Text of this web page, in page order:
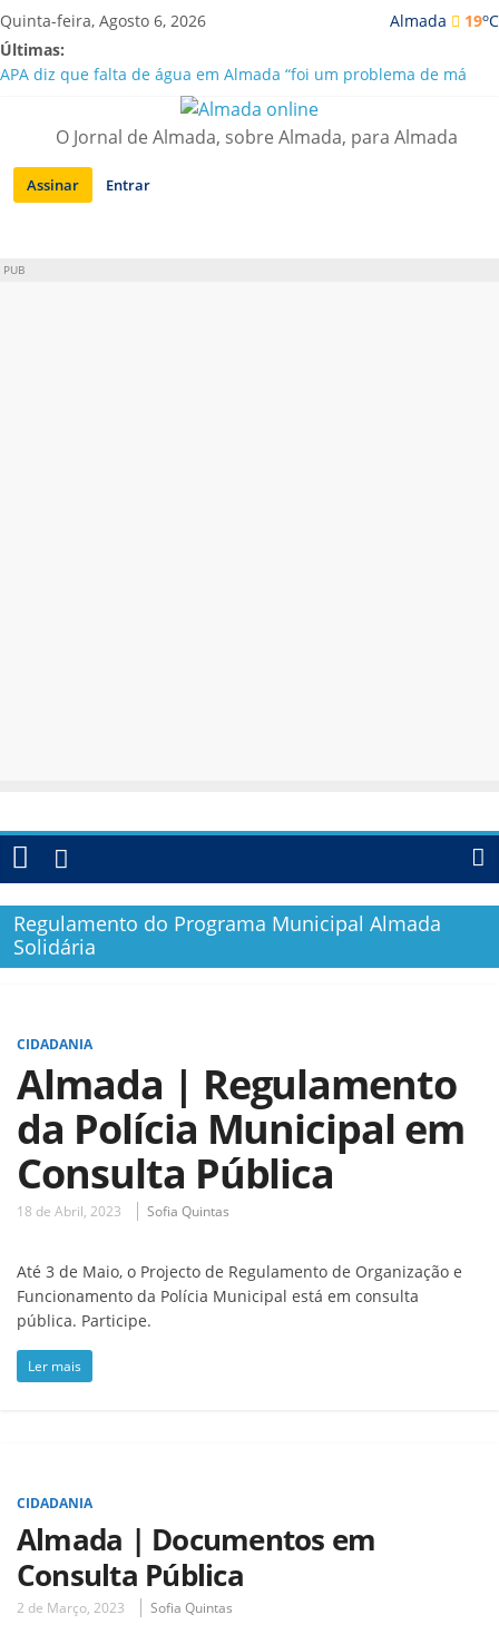
Saltar
para
conteúdo
Almada 19oC
Quinta-feira, Agosto 6, 2026
Últimas:
APA diz que falta de água em Almada “foi um problema de má
Laranjeiro | Cultura pop asiática invade a Casa Amarela
Ponte 25 de Abril celebra 60 anos com programa cultural entre
Lisboa e Almada
Situação de alerta em Almada renovada até final de Agosto
O Jornal de Almada, sobre Almada, para Almada
Assinar Entrar
PUB
Regulamento do Programa Municipal Almada
Solidária
CIDADANIA
Almada | Regulamento
da Polícia Municipal em
Consulta Pública
18 de Abril, 2023 Sofia Quintas
Até 3 de Maio, o Projecto de Regulamento de Organização e
Funcionamento da Polícia Municipal está em consulta
pública. Participe.
Ler mais
CIDADANIA
Almada | Documentos em
Consulta Pública
2 de Março, 2023 Sofia Quintas